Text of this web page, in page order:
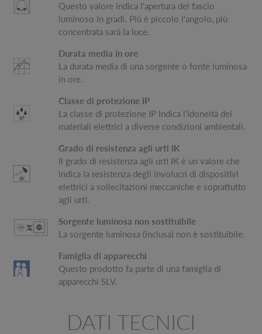
Questo valore indica l'apertura del fascio
luminoso in gradi. Più è piccolo l'angolo, più
concentrata sarà la luce.
Durata media in ore
La durata media di una sorgente o fonte luminosa
in ore.
Classe di protezione IP
La classe di protezione IP Indica l'idoneità dei
materiali elettrici a diverse condizioni ambientali.
Grado di resistenza agli urti IK
Il grado di resistenza agli urti IK è un valore che
indica la resistenza degli involucri di dispositivi
elettrici a sollecitazioni meccaniche e soprattutto
agli urti.
Sorgente luminosa non sostituibile
La sorgente luminosa (inclusa) non è sostituibile.
Famiglia di apparecchi
Questo prodotto fa parte di una famiglia di
apparecchi SLV.
DATI TECNICI